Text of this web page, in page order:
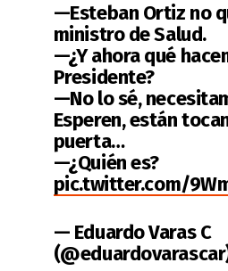
—Esteban Ortiz no
ministro de Salud.
—¿Y ahora qué
Presidente?
—No lo sé,
Esperen, están
puerta…
—¿Quién es?
pic.twitter.com/
— Eduardo Varas C